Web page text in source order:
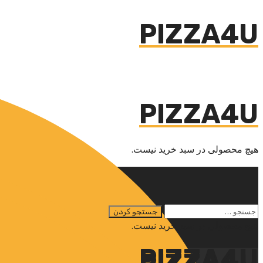
PIZZA4U
هیچ محصولی در سبد خرید نیست.
PIZZA4U
هیچ محصولی در سبد خرید نیست.